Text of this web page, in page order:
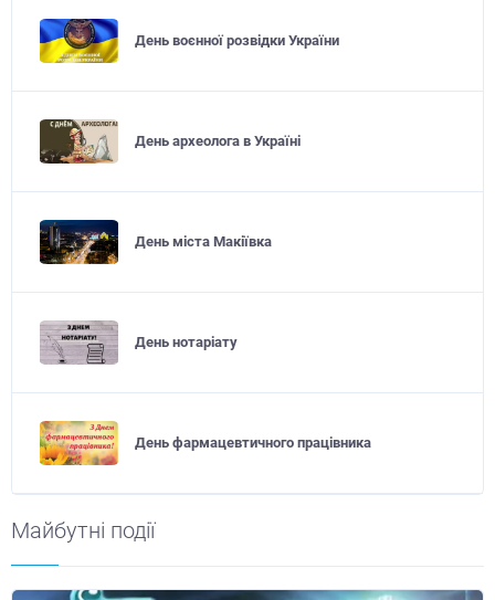
День воєнної розвідки України
День археолога в Україні
День міста Макіївка
День нотаріату
День фармацевтичного працівника
Майбутні події